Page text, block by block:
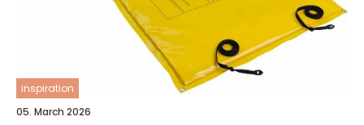
inspiration
05. March 2026